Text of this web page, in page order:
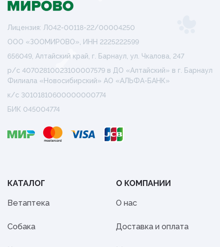
Лицензия: Л042-00118-22/00004250
ООО «ЗООМИРОВО», ИНН 2225222599
656049, Алтайский край, г. Барнаул, ул. Чкалова, 247
р/с 40702810023100007579 в ДО «Алтайский» в г. Барнаул
Филиала «Новосибирский» АО «АЛЬФА-БАНК»
к/с 30101810600000000774
БИК 045004774
КАТАЛОГ
Ветаптека
Собака
О КОМПАНИИ
О нас
Доставка и оплата